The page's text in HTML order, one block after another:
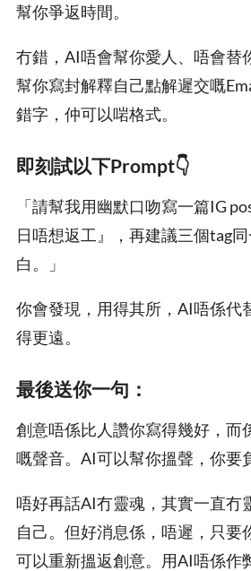
幫你爭返時間。
冇錯，AI唔會幫你愛人、唔會替
幫你寫封解釋自己點解遲交嘅
錯字，仲可以啱格式。
即刻試以下Prompt👇
「請幫我用幽默口吻寫一篇IG
日唔想返工』，再建議三個tag
白。」
你會發現，用得其所，AI唔係代
得更遠。
最後送你一句：
創意唔係比人讚你寫得幾好，而
嘅聲音。AI可以幫你搵聲，你要
唔好再話AI冇靈魂，其實一直
自己。但好消息係，唔遲，只要
可以重新搵返創意。用AI唔係作